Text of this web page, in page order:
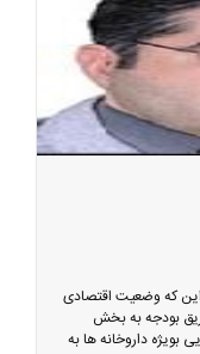
این که وضعیت اقتصادی
بودجه به بخش
داروخانه ها به